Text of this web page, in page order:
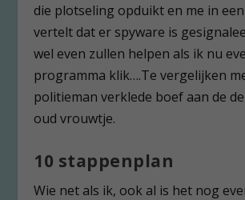
die plotseling opduikt en me in
vertelt dat er spyware is
wel even zullen helpen als ik nu
programma klik….Te vergelijken
politieman verklede boef aan de
oud vrouwtje.
10 stappenplan
Wie net als ik, ook al is het nog